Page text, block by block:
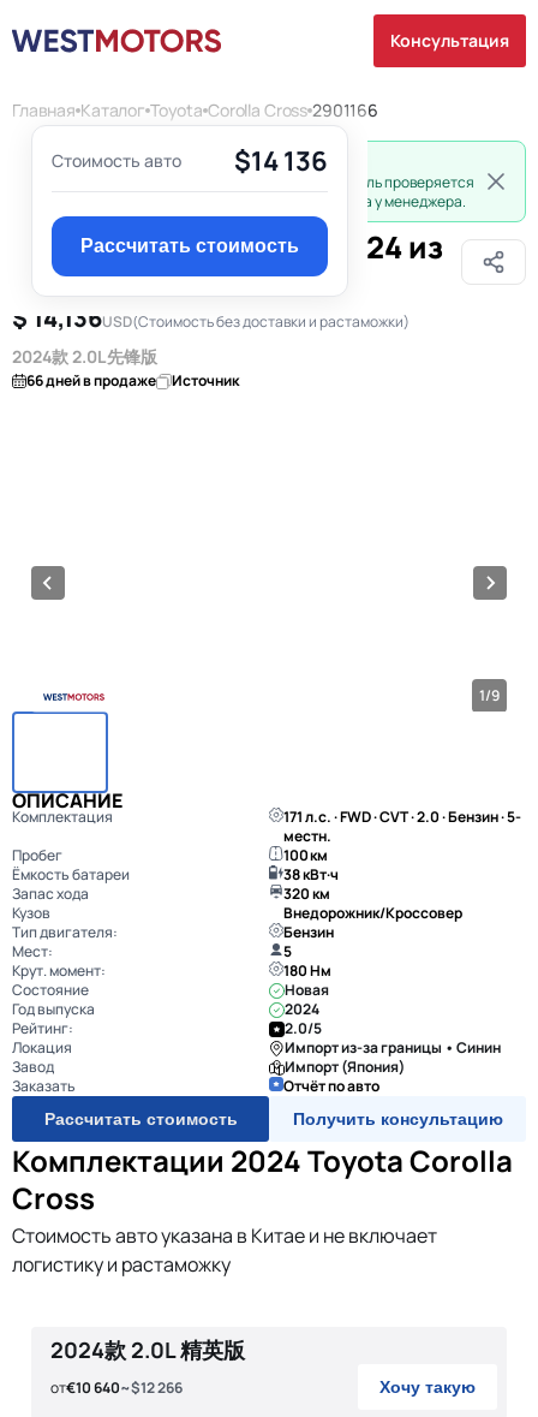
Консультация
Главная Каталог Toyota Corolla Cross 2901166
Не все авто разрешены к экспорту из Китая.
Из-за ограничений экспорта каждый автомобиль проверяется
индивидуально. Уточняйте возможность вывоза у менеджера.
Toyota Corolla Cross 2024 из
Китая в Чехию
$ 14,136USD(Стоимость без доставки и растаможки)
2024款 2.0L 先锋版
66 дней в продаже Источник
1/9
ОПИСАНИЕ
Комплектация
171 л.с. · FWD · CVT · 2.0 · Бензин · 5-
местн.
Пробег
100 км
Ёмкость батареи
38 кВт·ч
Запас хода
320 км
Кузов
Внедорожник/Кроссовер
Тип двигателя:
Бензин
Мест:
5
Крут. момент:
180 Нм
Состояние
Новая
Год выпуска
2024
Рейтинг:
2.0/5
Локация
Импорт из-за границы • Синин
Завод
Импорт (Япония)
Заказать
Отчёт по авто
Рассчитать стоимость Получить консультацию
Комплектации 2024 Toyota Corolla
Cross
Стоимость авто указана в Китае и не включает
логистику и растаможку
2024款 2.0L 精英版
от€10 640~$12 266 Хочу такую
Стоимость авто $14 136
Рассчитать стоимость